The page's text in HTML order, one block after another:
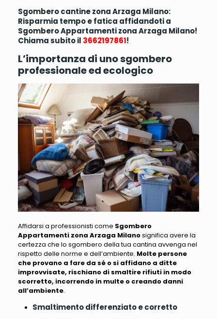
Sgombero cantine zona Arzaga Milano:
Risparmia tempo e fatica affidandoti a
Sgombero Appartamenti zona Arzaga Milano!
Chiama subito il 3662197861!
L’importanza di uno sgombero
professionale ed ecologico
Affidarsi a professionisti come Sgombero
Appartamenti zona Arzaga Milanosignifica avere la
certezza che lo sgombero della tua cantina avvenga nel
rispetto delle norme e dell’ambiente. Molte persone
che provano a fare da sé o si affidano a ditte
improvvisate, rischiano di smaltire rifiuti in modo
scorretto, incorrendo in multe o creando danni
all’ambiente.
Smaltimento differenziato e corretto